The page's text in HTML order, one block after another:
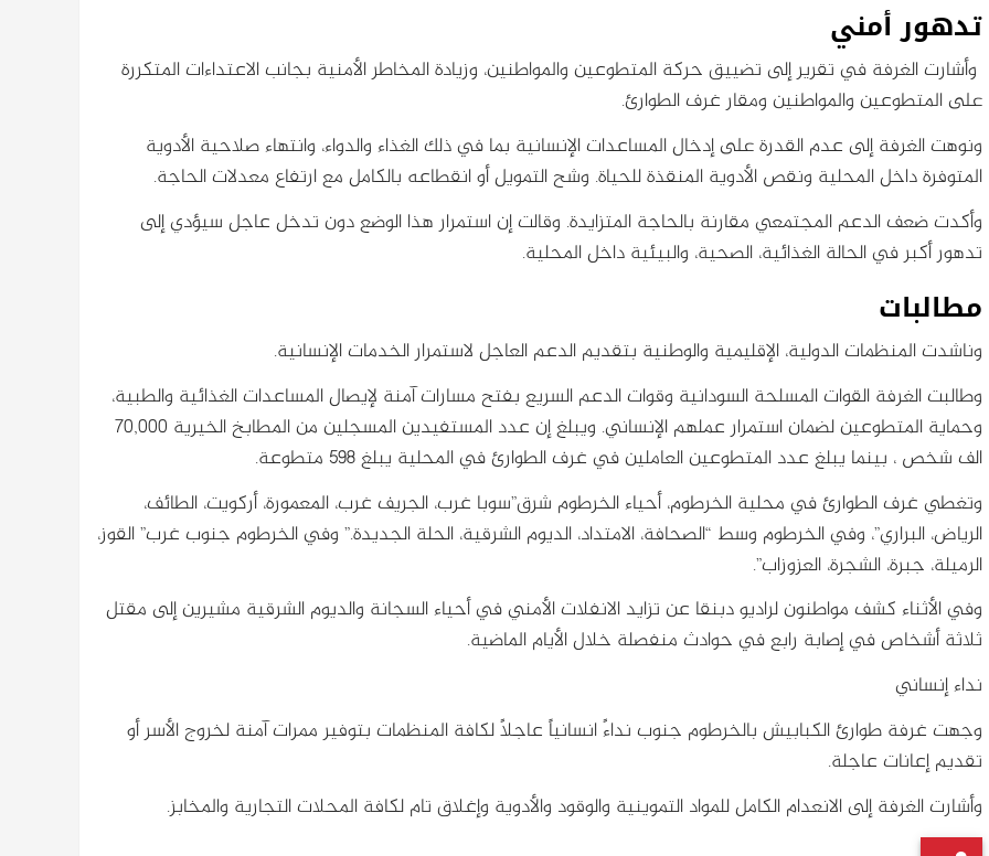
تدهور أمني
وأشارت الغرفة في تقرير إلى تضييق حركة المتطوعين والمواطنين، وزيادة المخاطر الأمنية بجانب الاعتداءات المتكررة
على المتطوعين والمواطنين ومقار غرف الطوارئ.
ونوهت الغرفة إلى عدم القدرة على إدخال المساعدات الإنسانية بما في ذلك الغذاء والدواء، وانتهاء صلاحية الأدوية
المتوفرة داخل المحلية ونقص الأدوية المنقذة للحياة. وشح التمويل أو انقطاعه بالكامل مع ارتفاع معدلات الحاجة.
وأكدت ضعف الدعم المجتمعي مقارنة بالحاجة المتزايدة. وقالت إن استمرار هذا الوضع دون تدخل عاجل سيؤدي إلى
تدهور أكبر في الحالة الغذائية، الصحية، والبيئية داخل المحلية.
مطالبات
وناشدت المنظمات الدولية، الإقليمية والوطنية بتقديم الدعم العاجل لاستمرار الخدمات الإنسانية.
وطالبت الغرفة القوات المسلحة السودانية وقوات الدعم السريع بفتح مسارات آمنة لإيصال المساعدات الغذائية والطبية،
وحماية المتطوعين لضمان استمرار عملهم الإنساني. ويبلغ إن عدد المستفيدين المسجلين من المطابخ الخيرية 70,000
الف شخص ، بينما يبلغ عدد المتطوعين العاملين في غرف الطوارئ في المحلية يبلغ 598 متطوعة.
وتغطي غرف الطوارئ في محلية الخرطوم، أحياء الخرطوم شرق”سوبا غرب، الجريف غرب، المعمورة، أركويت، الطائف،
الرياض، البراري”، وفي الخرطوم وسط “الصحافة، الامتداد، الديوم الشرقية، الحلة الجديدة.” وفي الخرطوم جنوب غرب” القوز،
الرميلة، جبرة، الشجرة، العزوزاب”.
وفي الأثناء كشف مواطنون لراديو دبنقا عن تزايد الانفلات الأمني في أحياء السجانة والديوم الشرقية مشيرين إلى مقتل
ثلاثة أشخاص في إصابة رابع في حوادث منفصلة خلال الأيام الماضية.
نداء إنساني
وجهت غرفة طوارئ الكبابيش بالخرطوم جنوب نداءً انسانياً عاجلاً لكافة المنظمات بتوفير ممرات آمنة لخروج الأسر أو
تقديم إعانات عاجلة.
وأشارت الغرفة إلى الانعدام الكامل للمواد التموينية والوقود والأدوية وإغلاق تام لكافة المحلات التجارية والمخابز.